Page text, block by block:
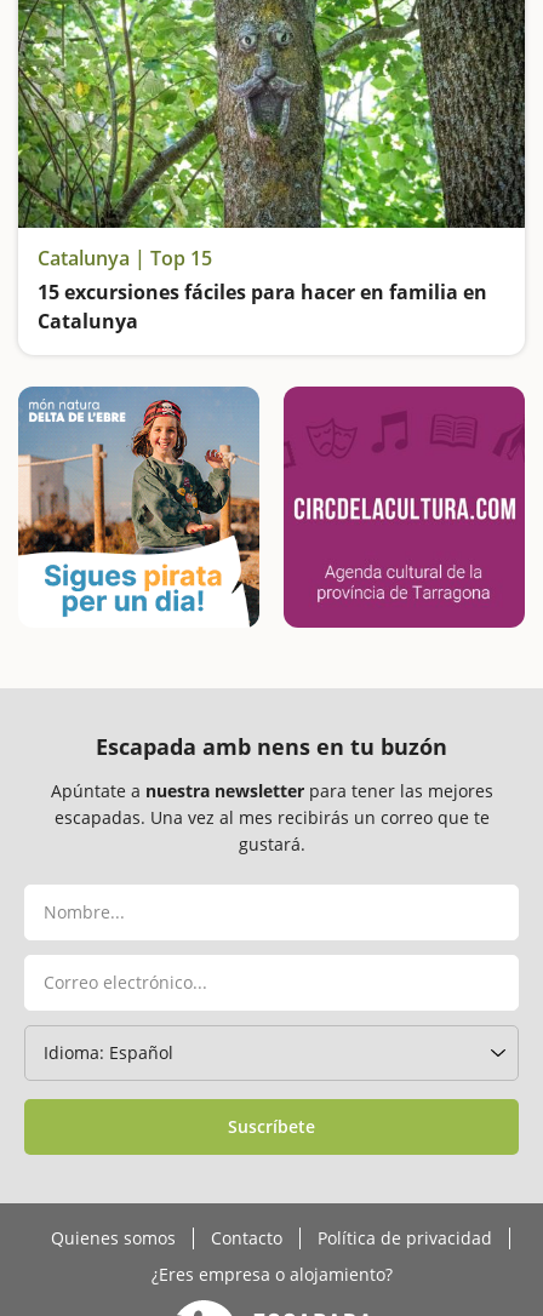
Catalunya | Top 15
15 excursiones fáciles para hacer en familia en
Catalunya
Escapada amb nens en tu buzón
Apúntate a nuestra newsletterpara tener las mejores
escapadas. Una vez al mes recibirás un correo que te
gustará.
Suscríbete
Quienes somos Contacto
Política de privacidad
¿Eres empresa o alojamiento?